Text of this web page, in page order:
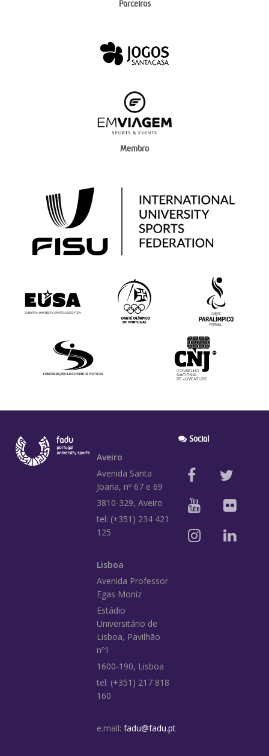
Parceiros
Membro
Aveiro
Avenida Santa
Joana, nº 67 e 69
3810-329, Aveiro
tel: (+351) 234 421
125
Lisboa
Avenida Professor
Egas Moniz
Estádio
Universitário de
Lisboa, Pavilhão
nº1
1600-190, Lisboa
tel: (+351) 217 818
160
e.mail: fadu@fadu.pt
Social